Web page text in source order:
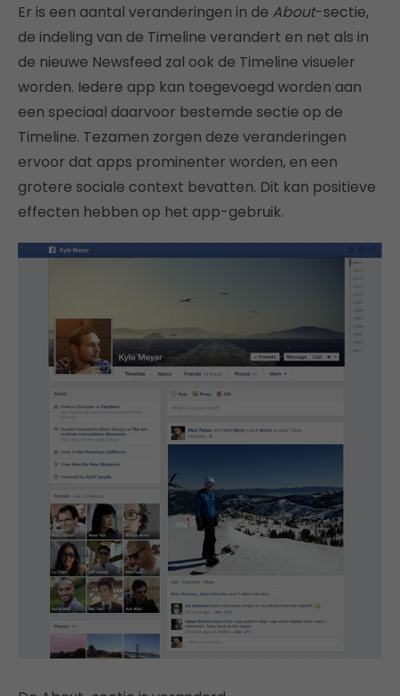
Er is een aantal veranderingen in de About-sectie,
de indeling van de Timeline verandert en net als in
de nieuwe Newsfeed zal ook de Timeline visueler
worden. Iedere app kan toegevoegd worden aan
een speciaal daarvoor bestemde sectie op de
Timeline. Tezamen zorgen deze veranderingen
ervoor dat apps prominenter worden, en een
grotere sociale context bevatten. Dit kan positieve
effecten hebben op het app-gebruik.